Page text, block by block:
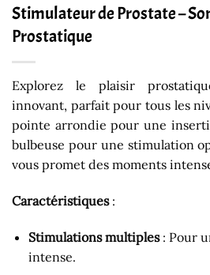
Stimulateur de Prostate –
Prostatique
Explorez le plaisir
innovant, parfait pour tous les
pointe arrondie pour une
bulbeuse pour une stimulation
vous promet des moments
Caractéristiques:
Stimulations multiples: Pour
intense.